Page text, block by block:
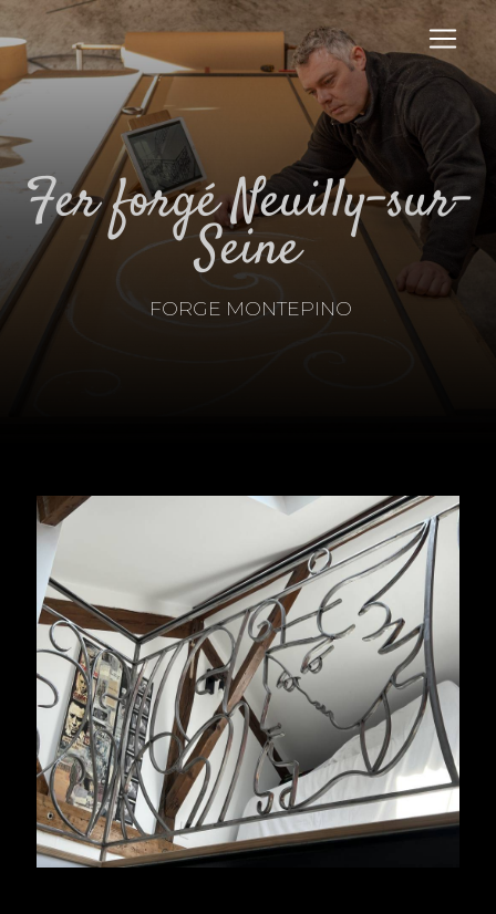
fer forgé Neuilly-sur-
Seine
FORGE MONTEPINO
Panneau de gestion des cookies